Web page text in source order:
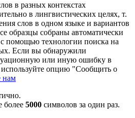
в разных контекстах
в лингвистических целях, т.
слов в одном языке и вариантов
образцы собраны автоматически
помощью технологии поиска на
Если вы обнаружили
или иную ошибку в
используйте опцию "Сообщить о
нам
более 5000 символов за один раз.